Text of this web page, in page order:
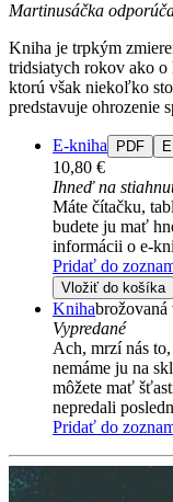
Martinusáčka
Kniha je trpkým
tridsiatych rokov ako
ktorú však niekoľko
predstavuje ohrozenie
E-kniha PDF
10,80 €
Ihneď na
Máte čítačku,
budete ju mať
informácii o e-
Pridať do
Vložiť do košíka
Knihabrožovaná
Vypredané
Ach, mrzí nás
nemáme ju na
môžete mať
nepredali
Pridať do